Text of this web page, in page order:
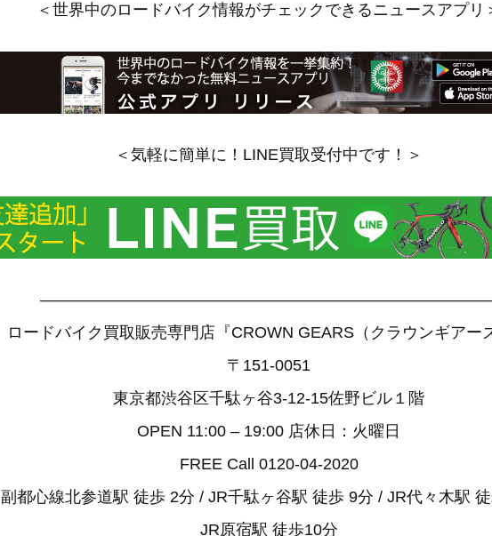
＜世界中のロードバイク情報がチェックできるニュースアプリ
＜気軽に簡単に！LINE買取受付中です！＞
ロードバイク買取販売専門店『CROWN GEARS（クラウンギアー
〒151-0051
東京都渋谷区千駄ヶ谷3-12-15佐野ビル１階
OPEN 11:00 – 19:00 店休日：火曜日
FREE Call 0120-04-2020
副都心線北参道駅 徒歩 2分 / JR千駄ヶ谷駅 徒歩 9分 / JR代々木駅
JR原宿駅 徒歩10分